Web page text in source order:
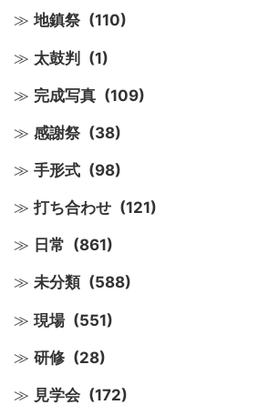
地鎮祭 (110)
太鼓判 (1)
完成写真 (109)
感謝祭 (38)
手形式 (98)
打ち合わせ (121)
日常 (861)
未分類 (588)
現場 (551)
研修 (28)
見学会 (172)